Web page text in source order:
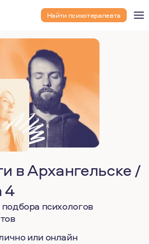
Найти психотерапевта
в Архангельске /
4
психологов
или онлайн